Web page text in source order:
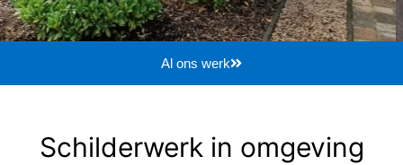
Al ons werk
Schilderwerk in omgeving